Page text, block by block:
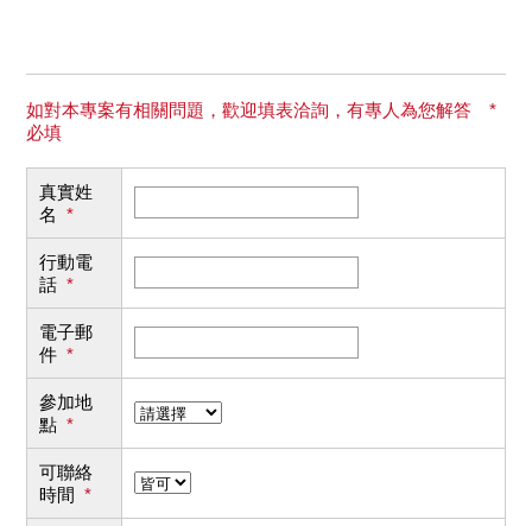
如對本專案有相關問題，歡迎填表洽詢，有專人為您解答 *
必填
真實姓
名 *
行動電
話 *
電子郵
件 *
參加地
點 *
可聯絡
時間 *